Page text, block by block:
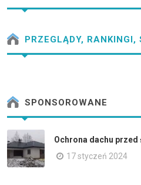
PRZEGLĄDY, RANKINGI,
SPONSOROWANE
Ochrona dachu przed
17 styczeń 2024